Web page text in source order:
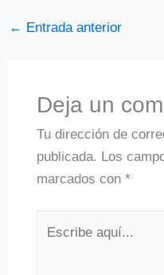
← Entrada anterior
Deja un
Tu dirección de
publicada. Los
marcados con *